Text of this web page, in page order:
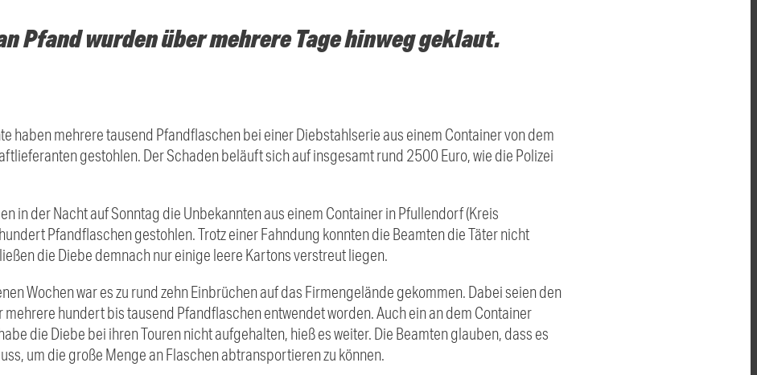
Pfand wurden über mehrere Tage hinweg geklaut.
haben mehrere tausend Pfandflaschen bei einer Diebstahlserie aus einem Container von dem
gestohlen. Der Schaden beläuft sich auf insgesamt rund 2500 Euro, wie die Polizei
in der Nacht auf Sonntag die Unbekannten aus einem Container in Pfullendorf (Kreis
Pfandflaschen gestohlen. Trotz einer Fahndung konnten die Beamten die Täter nicht
die Diebe demnach nur einige leere Kartons verstreut liegen.
Wochen war es zu rund zehn Einbrüchen auf das Firmengelände gekommen. Dabei seien den
hundert bis tausend Pfandflaschen entwendet worden. Auch ein an dem Container
die Diebe bei ihren Touren nicht aufgehalten, hieß es weiter. Die Beamten glauben, dass es
um die große Menge an Flaschen abtransportieren zu können.